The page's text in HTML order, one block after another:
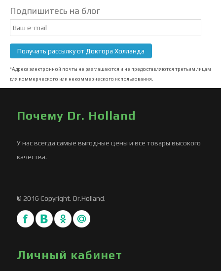
Подпишитесь на блог
Получать рассылку от Доктора Холланда
*Адреса электронной почты не разглашаются и не предоставляются третьим лицам
для коммерческого или некоммерческого использования.
Почему Dr. Holland
У нас всегда самые выгодные цены и все товары высокого
качества.
© 2016 Copyright. Dr.Holland.
Личный кабинет